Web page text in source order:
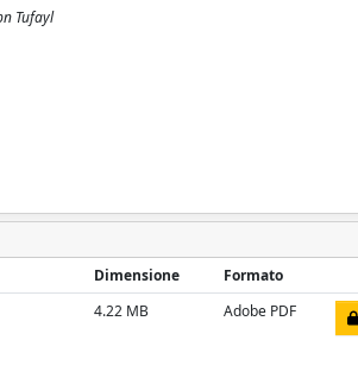
Tufayl
Dimensione
Formato
4.22 MB Adobe PDF